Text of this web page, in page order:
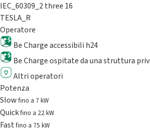
IEC_60309_2 three 16
TESLA_R
Operatore
Be Charge accessibili h24
Be Charge ospitate da una struttura
Altri operatori
Potenza
Slowfino a 7 kW
Quickfino a 22 kW
Fastfino a 75 kW